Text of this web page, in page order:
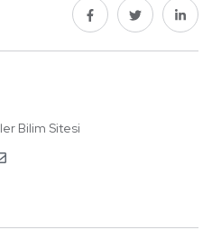
Bilim Sitesi